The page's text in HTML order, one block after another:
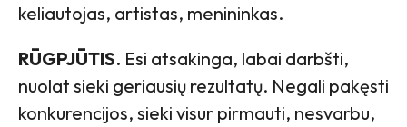
keliautojas, artistas, menininkas.
RŪGPJŪTIS. Esi atsakinga, labai darbšti,
nuolat sieki geriausių rezultatų. Negali pakęsti
konkurencijos, sieki visur pirmauti, nesvarbu,